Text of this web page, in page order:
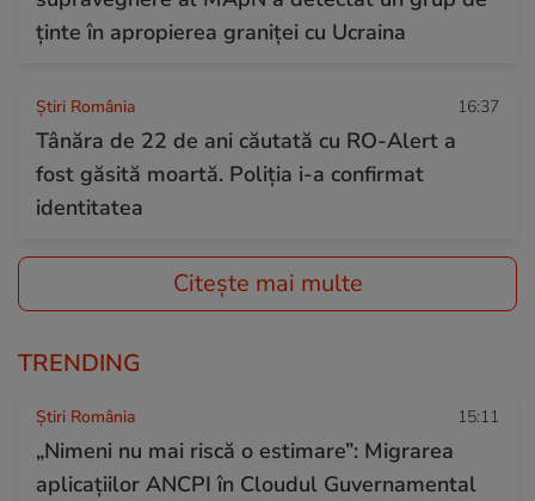
ținte în apropierea graniței cu Ucraina
Știri România 16:37
Tânăra de 22 de ani căutată cu RO-Alert a
fost găsită moartă. Poliția i-a confirmat
identitatea
Citește mai multe
TRENDING
Știri România 15:11
„Nimeni nu mai riscă o estimare”: Migrarea
aplicațiilor ANCPI în Cloudul Guvernamental